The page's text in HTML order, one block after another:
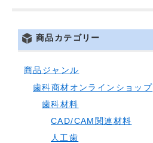
商品カテゴリー
商品ジャンル
歯科商材オンラインショップ
歯科材料
CAD/CAM関連材料
人工歯